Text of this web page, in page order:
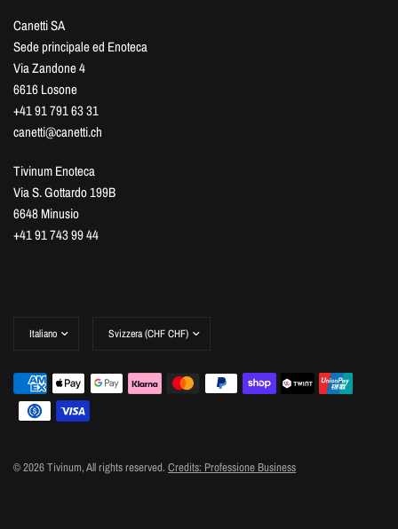
Canetti SA
Sede principale ed Enoteca
Via Zandone 4
6616 Losone
+41 91 791 63 31
canetti@canetti.ch
Tivinum Enoteca
Via S. Gottardo 199B
6648 Minusio
+41 91 743 99 44
paese/area
paese/area
© 2026 Tivinum, All rights reserved.Credits: Professione Business